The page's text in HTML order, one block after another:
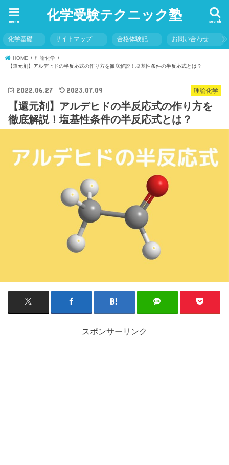
化学受験テクニック塾 search
menu
化学基礎 サイトマップ 合格体験記 お問い合わせ
HOME
理論化学
【還元剤】アルデヒドの半反応式の作り方を徹底解説！塩基性条件の半反応式とは？
理論化学
2022.06.27 2023.07.09
【還元剤】アルデヒドの半反応式の作り方を
徹底解説！塩基性条件の半反応式とは？
スポンサーリンク